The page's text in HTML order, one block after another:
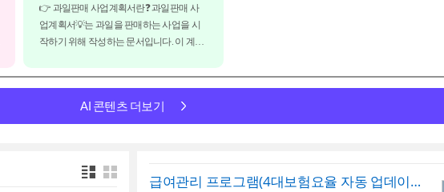
👉 과일판매 사업계획서란❓ 과일판매 사
업계획서💡는 과일을 판매하는 사업을 시
작하기 위해 작성하는 문서입니다. 이 계획
전략 등에 대한 정보를 담고 있습니다. 사업
협상에 사용되며, 사업의 성공 가능성과 수
익성을 입증하는...
AI 콘텐츠 더보기
급여관리 프로그램(4대보험요율 자동 업데이트, 사업소득, 종합소득세 신고자용, 급여대장, 급여명세서, 급여입금내역서, 재직증명서, 퇴직증명서)